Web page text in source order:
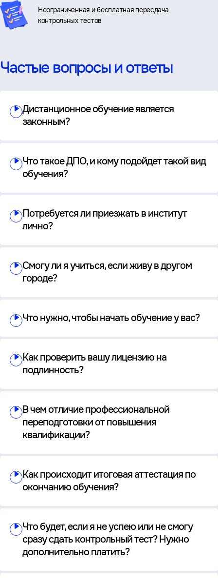
Неограниченная и бесплатная пересдача
контрольных тестов
Частые вопросы и ответы
Дистанционное обучение является
законным?
Что такое ДПО, и кому подойдет такой вид
обучения?
Потребуется ли приезжать в институт
лично?
Смогу ли я учиться, если живу в другом
городе?
Что нужно, чтобы начать обучение у вас?
Как проверить вашу лицензию на
подлинность?
В чем отличие профессиональной
переподготовки от повышения
квалификации?
Как происходит итоговая аттестация по
окончанию обучения?
Что будет, если я не успею или не смогу
сразу сдать контрольный тест? Нужно
дополнительно платить?